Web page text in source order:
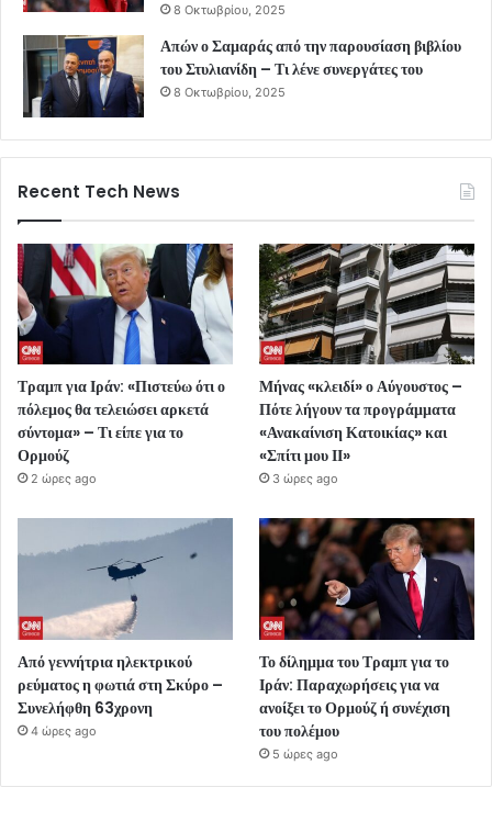
8 Οκτωβρίου, 2025
Απών ο Σαμαράς από την παρουσίαση βιβλίου
του Στυλιανίδη – Τι λένε συνεργάτες του
8 Οκτωβρίου, 2025
Recent Tech News
Τραμπ για Ιράν: «Πιστεύω ότι ο
πόλεμος θα τελειώσει αρκετά
σύντομα» – Τι είπε για το
Ορμούζ
2 ώρες ago
Μήνας «κλειδί» ο Αύγουστος –
Πότε λήγουν τα προγράμματα
«Ανακαίνιση Κατοικίας» και
«Σπίτι μου ΙΙ»
3 ώρες ago
Από γεννήτρια ηλεκτρικού
ρεύματος η φωτιά στη Σκύρο –
Συνελήφθη 63χρονη
4 ώρες ago
Το δίλημμα του Τραμπ για το
Ιράν: Παραχωρήσεις για να
ανοίξει το Ορμούζ ή συνέχιση
του πολέμου
5 ώρες ago